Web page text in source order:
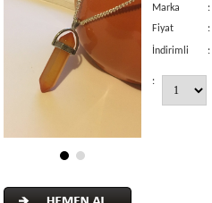
Marka :
Fiyat
:
İndirimli :
: